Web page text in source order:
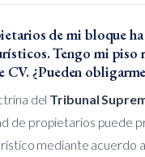
de mi bloque
Tengo mi piso
¿Pueden
del Tribunal
de propietarios puede
mediante acuerdo